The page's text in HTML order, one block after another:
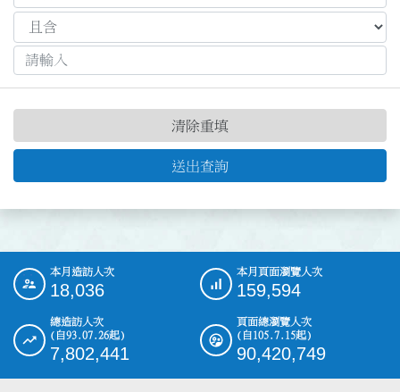
送出查詢
清除重填
::: 本月造訪人次
18,036
本月頁面瀏覽人次
159,594
總造訪人次
(自93.07.26起)
7,802,441
頁面總瀏覽人次
(自105.7.15起)
90,420,749